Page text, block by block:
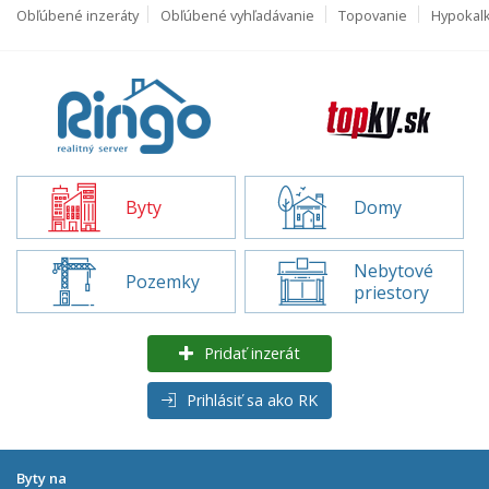
Obľúbené inzeráty Obľúbené vyhľadávanie Topovanie
Byty Domy
Pozemky
Nebytové
priestory
Pridať inzerát
Prihlásiť sa ako RK
Byty na